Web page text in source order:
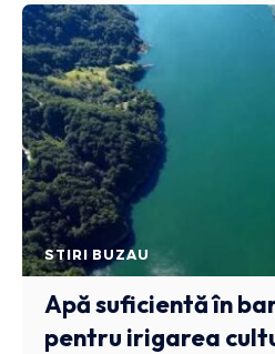
STIRI BUZAU
Apă suficientă în
pentru irigarea